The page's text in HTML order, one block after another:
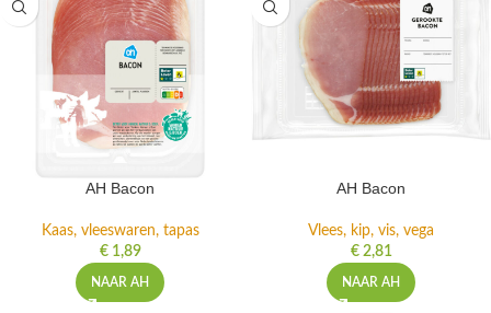
AH Bacon
Kaas, vleeswaren, tapas
€1,89
NAAR AH
AH Bacon
Vlees, kip, vis, vega
€2,81
NAAR AH